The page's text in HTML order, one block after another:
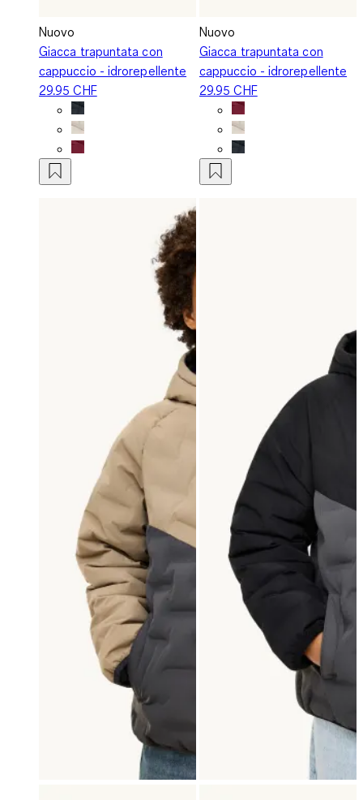
Nuovo
Giacca trapuntata con
cappuccio - idrorepellente
29.95 CHF
Nuovo
Giacca trapuntata con
cappuccio - idrorepellente
29.95 CHF